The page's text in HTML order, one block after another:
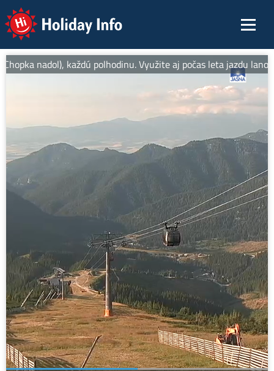
Holiday Info
nadol), každú polhodinu. Využite aj počas leta jazdu